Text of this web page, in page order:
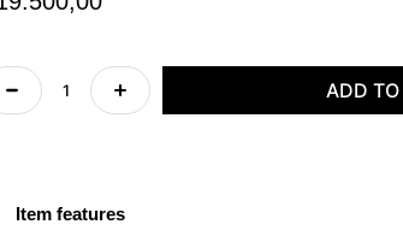
Item features